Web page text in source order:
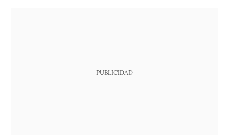
PUBLICIDAD